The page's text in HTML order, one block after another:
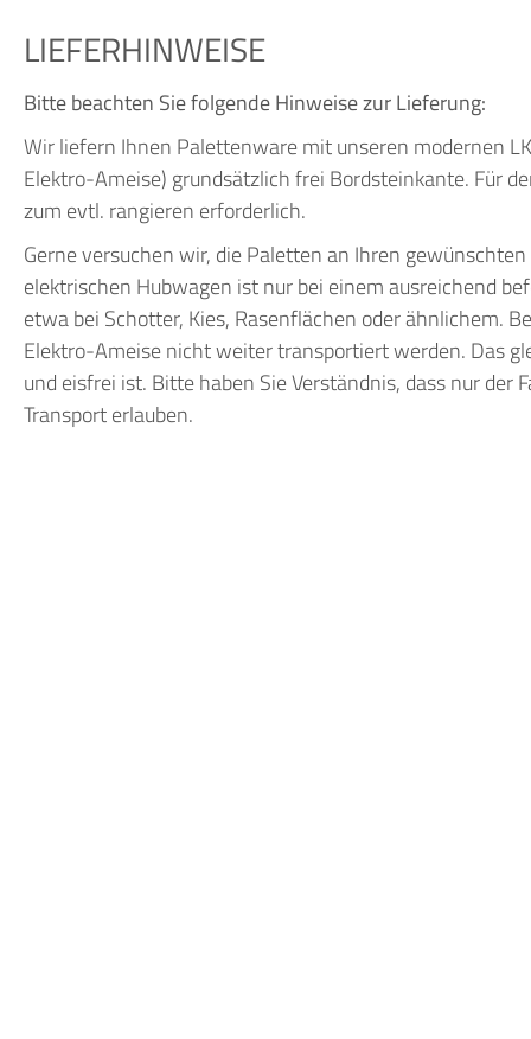
LIEFERHINWEISE
Bitte beachten Sie folgende Hinweise zur Lieferung:
Wir liefern Ihnen Palettenware mit unseren modernen
Elektro-Ameise) grundsätzlich frei Bordsteinkante. Für
zum evtl. rangieren erforderlich.
Gerne versuchen wir, die Paletten an Ihren
elektrischen Hubwagen ist nur bei einem ausreichend
etwa bei Schotter, Kies, Rasenflächen oder ähnlichem.
Elektro-Ameise nicht weiter transportiert werden. Das
und eisfrei ist. Bitte haben Sie Verständnis, dass nur
Transport erlauben.